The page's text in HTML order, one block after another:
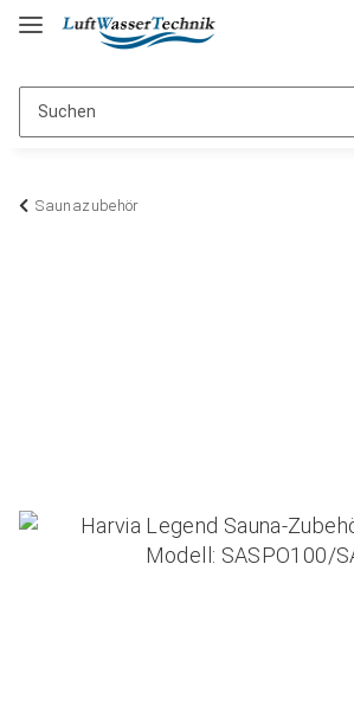
Saunazubehör